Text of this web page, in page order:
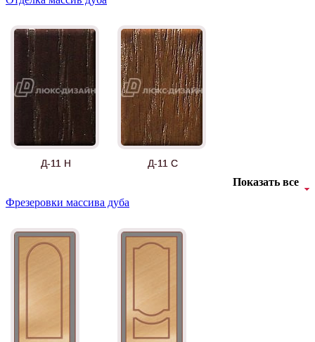
Д-11 Н Д-11 С
Д-15 60
Показать все
Фрезеровки массива дуба